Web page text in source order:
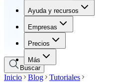
Ayuda y recursos
Empresas
Precios
Más
Ayuda y recursos
Empresas
Precios
Buscar
Inicio Blog
Tutoriales